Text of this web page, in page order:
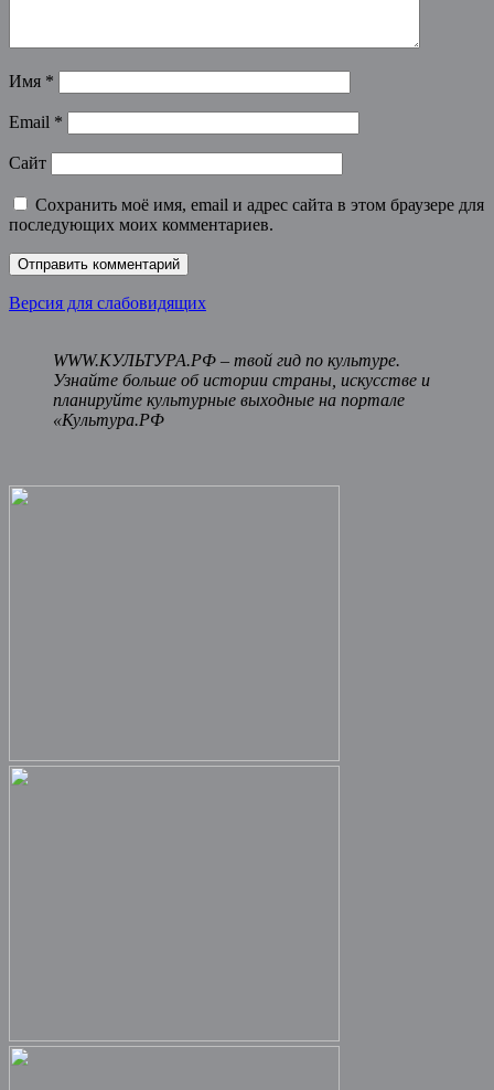
Имя *
Email *
Сайт
Сохранить моё имя, email и адрес сайта в этом браузере для
последующих моих комментариев.
Версия для слабовидящих
WWW.КУЛЬТУРА.РФ – твой гид по культуре.
Узнайте больше об истории страны, искусстве и
планируйте культурные выходные на портале
«Культура.РФ